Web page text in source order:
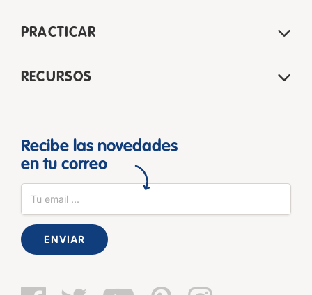
PRACTICAR
RECURSOS
Recibe las novedades
en tu correo
ENVIAR